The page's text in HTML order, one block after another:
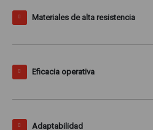
Materiales de alta resistencia
Eficacia operativa
Adaptabilidad